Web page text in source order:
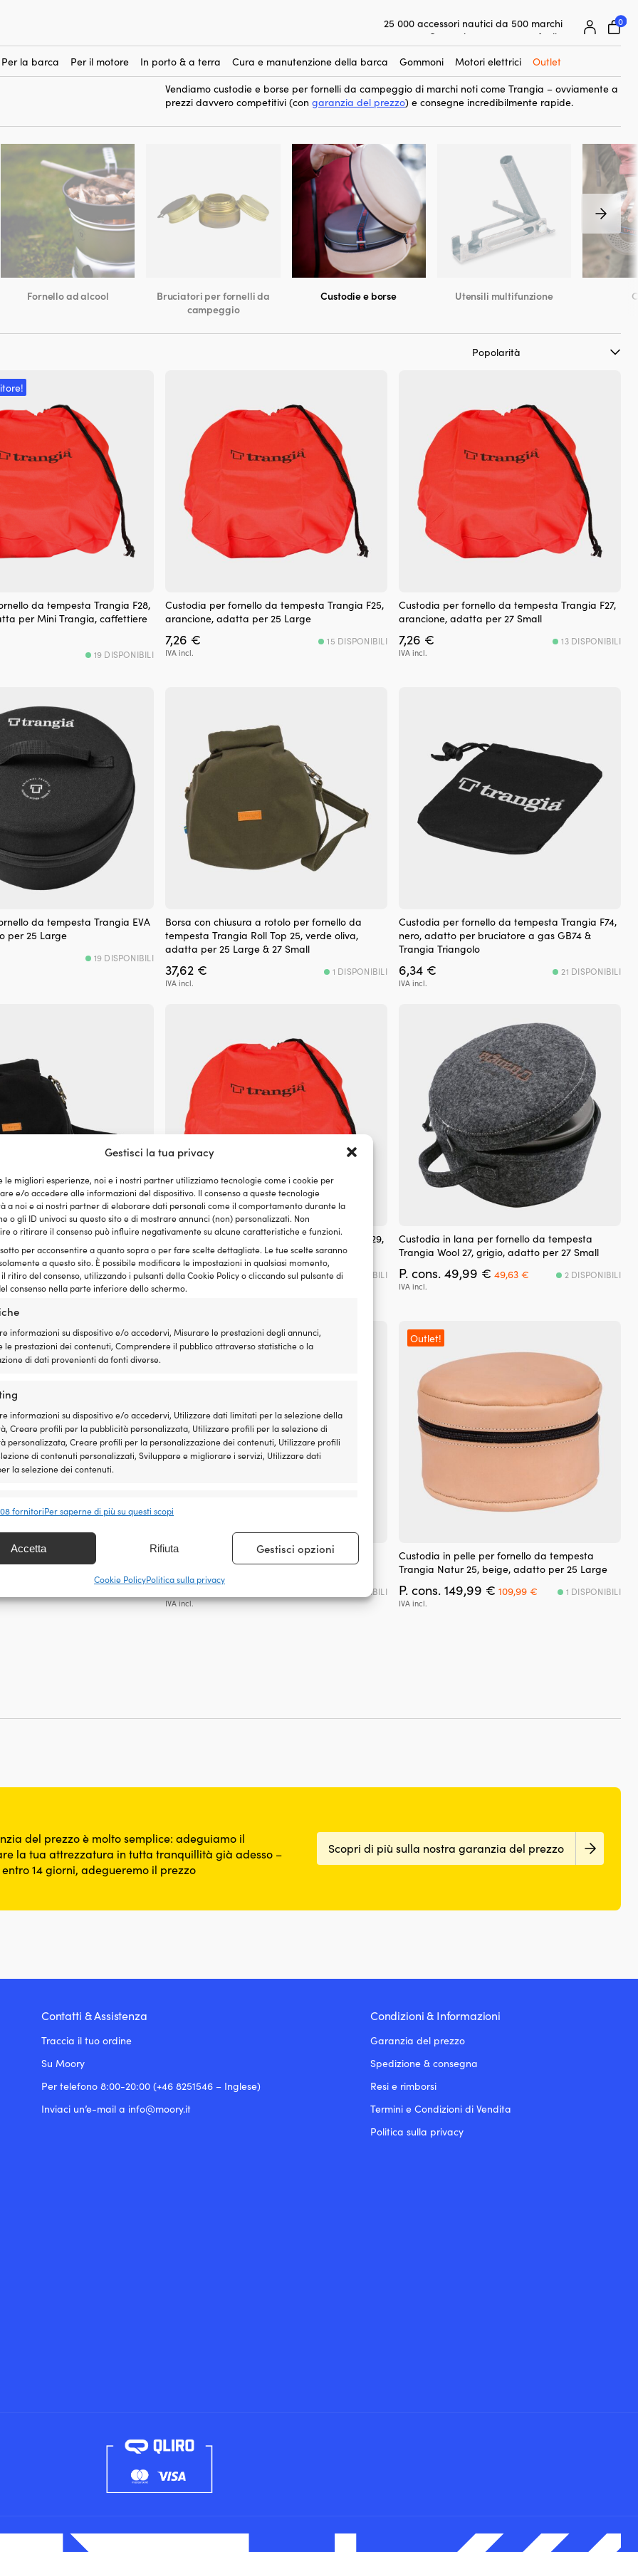
Gestisci la tua privacy
le migliori esperienze, noi e i nostri partner utilizziamo tecnologie come i cookie per
e/o accedere alle informazioni del dispositivo. Il consenso a queste tecnologie
a noi e ai nostri partner di elaborare dati personali come il comportamento durante la
o gli ID univoci su questo sito e di mostrare annunci (non) personalizzati. Non
o ritirare il consenso può influire negativamente su alcune caratteristiche e funzioni.
per acconsentire a quanto sopra o per fare scelte dettagliate. Le tue scelte saranno
a questo sito. È possibile modificare le impostazioni in qualsiasi momento,
ritiro del consenso, utilizzando i pulsanti della Cookie Policy o cliccando sul pulsante di
consenso nella parte inferiore dello schermo.
informazioni su dispositivo e/o accedervi, Misurare le prestazioni degli annunci,
le prestazioni dei contenuti, Comprendere il pubblico attraverso statistiche o la
di dati provenienti da fonti diverse.
informazioni su dispositivo e/o accedervi, Utilizzare dati limitati per la selezione della
Creare profili per la pubblicità personalizzata, Utilizzare profili per la selezione di
personalizzata, Creare profili per la personalizzazione dei contenuti, Utilizzare profili
di contenuti personalizzati, Sviluppare e migliorare i servizi, Utilizzare dati
la selezione dei contenuti.
Identificare i dispositivi in base alle informazioni trasmesse
la sicurezza, prevenire e rilevare frodi, correggere
e presentare pubblicità e contenuto, Salvare e
Sempre attivo
fornitoriPer saperne di più su questi scopi
Accetta Rifiuta Gestisci opzioni
Cookie PolicyPolitica sulla privacy
25 000 accessori nautici da 500 marchi
0
Per la barca Per il motore In porto & a terra Cura e manutenzione della barca Gommoni Motori elettrici Outlet
da
custodie e borse per fornelli da campeggio . Questi accessori sono progettati
per garantire una conservazione sicura e facilitare il trasporto del fornello, sia che tu sia in
un’escursione giornaliera o in una spedizione più lunga. Aiutano a mantenere il tuo fornello in
buone condizioni e ne prolungano la durata.
Vendiamo custodie e borse per fornelli da campeggio di marchi noti come Trangia – ovviamente a
prezzi davvero competitivi (con garanzia del prezzo) e consegne incredibilmente rapide.
Fornello ad alcool
Bruciatori per fornelli da
campeggio
Custodie e borse Utensili multifunzione
da tempesta Trangia F28,
per Mini Trangia, caffettiere
19 DISPONIBILI
Custodia per fornello da tempesta Trangia F25,
arancione, adatta per 25 Large
7,26 €
IVA incl.
15 DISPONIBILI
Custodia per fornello da tempesta Trangia F27,
arancione, adatta per 27 Small
7,26 €
IVA incl.
13 DISPONIBILI
da tempesta Trangia EVA
per 25 Large
19 DISPONIBILI
Borsa con chiusura a rotolo per fornello da
tempesta Trangia Roll Top 25, verde oliva,
adatta per 25 Large & 27 Small
37,62 €
IVA incl.
1 DISPONIBILI
Custodia per fornello da tempesta Trangia F74,
nero, adatto per bruciatore a gas GB74 &
Trangia Triangolo
6,34 €
IVA incl.
21 DISPONIBILI
a rotolo per fornello da
Roll Top 25, nero, adatta per
€Il
37,62 €.
35,97 €Il
prezzo
35,97 €.
2 DISPONIBILI
Custodia per fornello da tempesta Trangia F29,
arancione
8,18€
IVA incl.
6 DISPONIBILI
Custodia in lana per fornello da tempesta
Trangia Wool 27, grigio, adatto per 27 Small
P. cons. 49,99 € Il
prezzo
49,63 €Il
IVA incl.
2 DISPONIBILI
per fornello da tempesta
grigio, adatto per 25 Large
Outlet!
Custodia in pelle per fornello da tempesta
Trangia Natur 27, beige, adatto per 27 Small
P. cons.139,99
prezzoprezzo
IVA incl.
1 DISPONIBILI
Outlet!
Custodia in pelle per fornello da tempesta
Trangia Natur 25, beige, adatto per 25 Large
P. cons. 149,99 € Il
prezzo
109,99 €Il
IVA incl.
1 DISPONIBILI
del prezzo è molto semplice: adeguiamo il
la tua attrezzatura in tutta tranquillità già adesso –
14 giorni, adegueremo il prezzo
Scopri di più sulla nostra garanzia del prezzo
Contatti & Assistenza
Traccia il tuo ordine
Su Moory
Per telefono 8:00-20:00 (+46 8251546 – Inglese)
Inviaci un’e-mail a info@moory.it
Condizioni & Informazioni
Garanzia del prezzo
Spedizione & consegna
Resi e rimborsi
Termini e Condizioni di Vendita
Politica sulla privacy